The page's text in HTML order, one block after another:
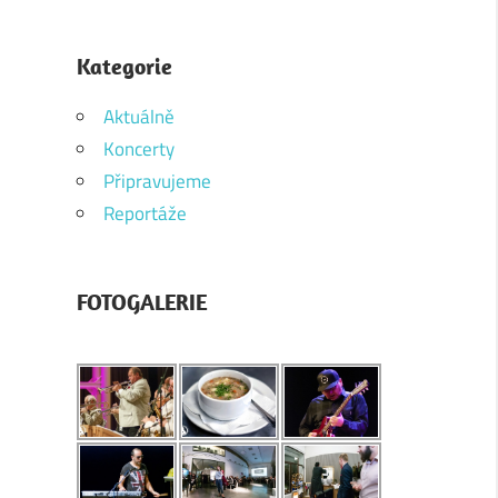
Kategorie
Aktuálně
Koncerty
Připravujeme
Reportáže
FOTOGALERIE